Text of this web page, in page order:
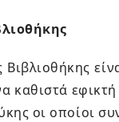
καθιστά
οι οποίοι